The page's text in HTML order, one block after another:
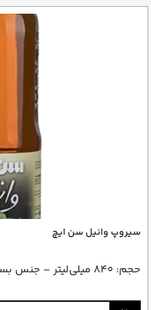
سیروپ وانیل سن ایچ
حجم: ۸۴۰ میلی‌لیتر – جنس بسته‌بندی: شیشه